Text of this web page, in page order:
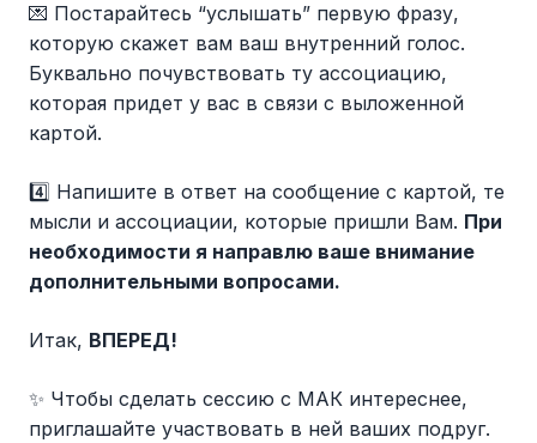
💌 Постарайтесь “услышать” первую фразу,
которую скажет вам ваш внутренний голос.
Буквально почувствовать ту ассоциацию,
которая придет у вас в связи с выложенной
картой.
4️⃣ Напишите в ответ на сообщение с картой, те
мысли и ассоциации, которые пришли Вам. При
необходимости я направлю ваше внимание
дополнительными вопросами.
Итак, ВПЕРЕД!
✨ Чтобы сделать сессию с МАК интереснее,
приглашайте участвовать в ней ваших подруг.